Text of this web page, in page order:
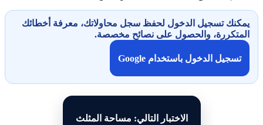
يمكنك تسجيل الدخول لحفظ سجل محاولاتك، معرفة أخطائك
المتكررة، والحصول على نصائح مخصصة.
تسجيل الدخول باستخدام Google
الاختبار التالي: مساحة المثلث